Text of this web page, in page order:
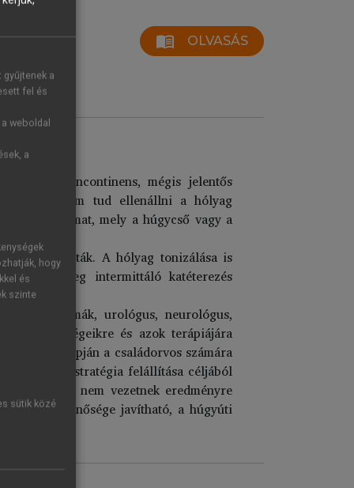
menu_book OLVASÁS
noha incontinens, mégis jelentős
nem tud ellenállni a hólyag
folyamat, mely a húgycső vagy a
létrehozták. A hólyag tonizálása is
átmenetileg intermittáló katéterezés
a társzakmák, urológus, neurológus,
társbetegségeikre és azok terápiájára
alapján a családorvos számára
kezelési stratégia felállítása céljából
kezelések nem vezetnek eredményre
életminősége javítható, a húgyúti
a
fel és
weboldal
a
hogy
és
szinte
sütik közé